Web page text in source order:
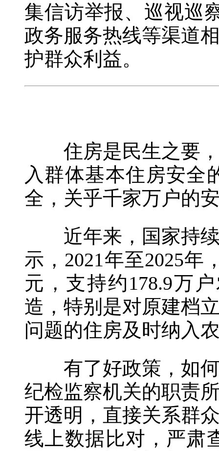
集信访举报、巡视巡
政务服务热线等渠道
护群众利益。
住房是民生之要，
入群体基本住房安全
全，关乎千家万户的
近年来，国家持续
示，2021年至2025年
元，支持约178.9万
造，特别是对原建档
问题的住房及时纳入
有了好政策，如何
纪检监察机关的职责
开透明，直接关系群
线上数据比对，严肃